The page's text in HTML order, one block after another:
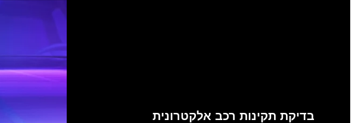
בדיקת תקינות רכב אלקטרונית